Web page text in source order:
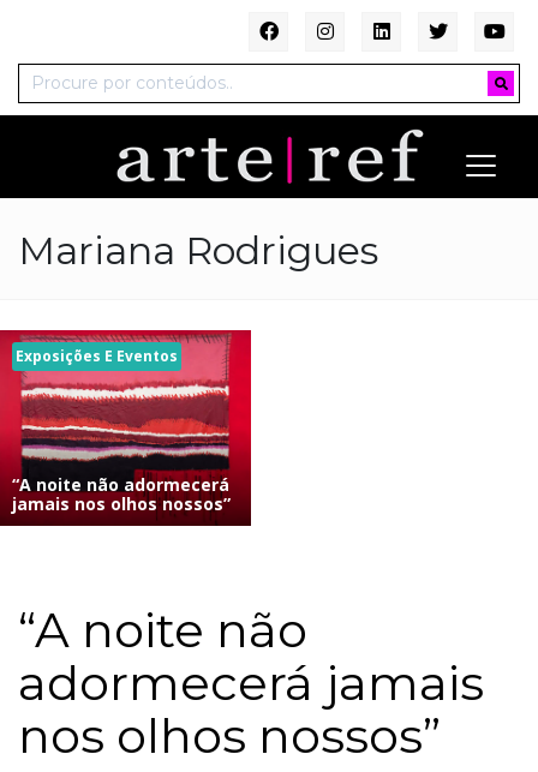
Mariana Rodrigues
Exposições E Eventos
“A noite não adormecerá
jamais nos olhos nossos”
“A noite não
adormecerá jamais
nos olhos nossos”